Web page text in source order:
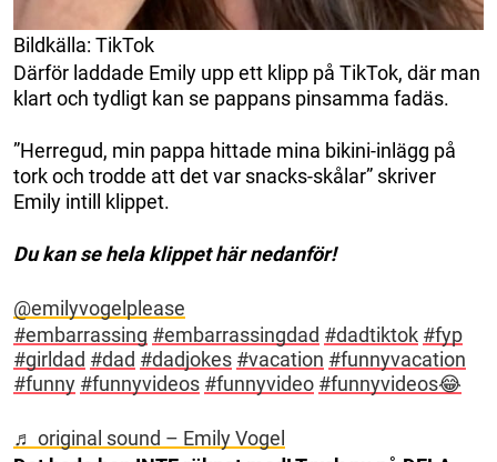
Bildkälla: TikTok
Därför laddade Emily upp ett klipp på TikTok, där man
klart och tydligt kan se pappans pinsamma fadäs.
”Herregud, min pappa hittade mina bikini-inlägg på
tork och trodde att det var snacks-skålar” skriver
Emily intill klippet.
Du kan se hela klippet här nedanför!
@emilyvogelplease
#embarrassing #embarrassingdad #dadtiktok #fyp
#girldad #dad #dadjokes #vacation #funnyvacation
#funny #funnyvideos #funnyvideo #funnyvideos😂
♬ original sound – Emily Vogel